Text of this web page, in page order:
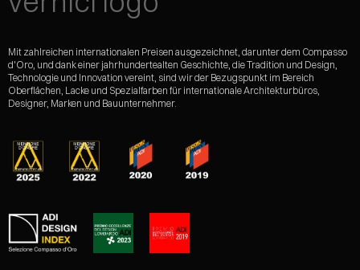
Mit zahlreichen internationalen Preisen ausgezeichnet, darunter dem Compasso
d'Oro, und dank einer jahrhundertealten Geschichte, die Tradition und Design,
Technologie und Innovation vereint, sind wir der Bezugspunkt im Bereich
Oberflächen, Lacke und Spezialfarben für internationale Architekturbüros,
Designer, Marken und Bauunternehmer.